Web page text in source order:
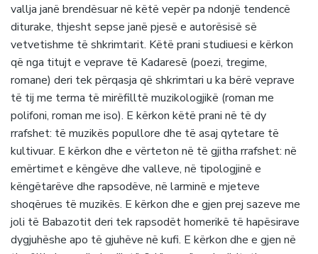
vallja janë brendësuar në këtë vepër pa ndonjë tendencë
diturake, thjesht sepse janë pjesë e autorësisë së
vetvetishme të shkrimtarit. Këtë prani studiuesi e kërkon
që nga titujt e veprave të Kadaresë (poezi, tregime,
romane) deri tek përqasja që shkrimtari u ka bërë veprave
të tij me terma të mirëfilltë muzikologjikë (roman me
polifoni, roman me iso). E kërkon këtë prani në të dy
rrafshet: të muzikës popullore dhe të asaj qytetare të
kultivuar. E kërkon dhe e vërteton në të gjitha rrafshet: në
emërtimet e këngëve dhe valleve, në tipologjinë e
këngëtarëve dhe rapsodëve, në larminë e mjeteve
shoqërues të muzikës. E kërkon dhe e gjen prej sazeve me
joli të Babazotit deri tek rapsodët homerikë të hapësirave
dygjuhëshe apo të gjuhëve në kufi. E kërkon dhe e gjen në